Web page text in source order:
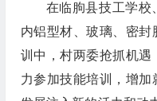
在临朐县技工学校
内铝型材、玻璃、密
训中，村两委抢抓机
力参加技能培训，增